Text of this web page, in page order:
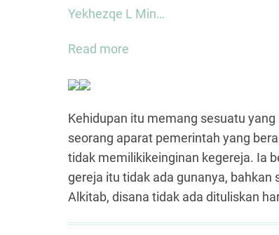
Yekhezqe L Min…
Read more
yang
aneh
tetapi
nyata,
Kehidupan itu memang sesuatu
seorang aparat pemerintah yang
tidak memilikikeinginan kegereja. Ia
gereja itu tidak ada gunanya,
Alkitab, disana tidak ada dituliskan